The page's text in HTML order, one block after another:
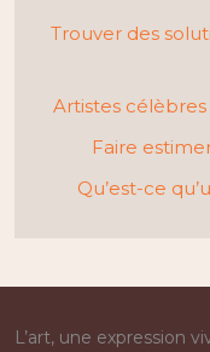
Trouver des
Artistes
Faire
Qu’est-ce
L’art, une expression